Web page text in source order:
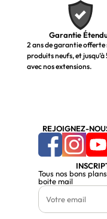
Garantie
2 ans de garantie offerte
produits neufs, et jusqu’à
avec nos extensions.
REJOIGNEZ-
Tous nos bons
boite mail